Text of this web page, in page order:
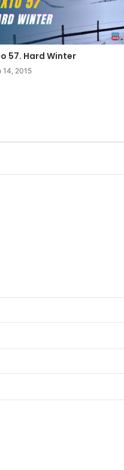
57. Hard Winter
14, 2015